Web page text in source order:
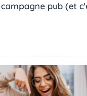
pub (et